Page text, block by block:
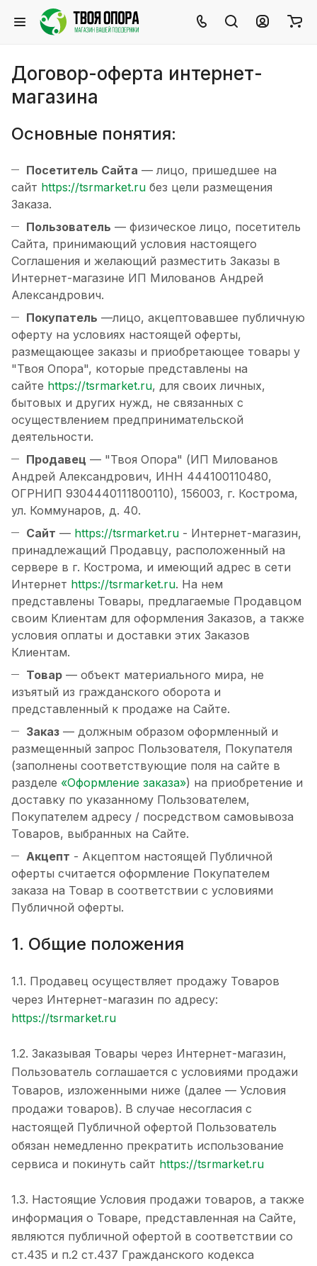
Договор-оферта интернет-
магазина
Основные понятия:
Посетитель Сайта — лицо, пришедшее на
сайт https://tsrmarket.ru без цели размещения
Заказа.
Пользователь — физическое лицо, посетитель
Сайта, принимающий условия настоящего
Соглашения и желающий разместить Заказы в
Интернет-магазине ИП Милованов Андрей
Александрович.
Покупатель —лицо, акцептовавшее публичную
оферту на условиях настоящей оферты,
размещающее заказы и приобретающее товары у
"Твоя Опора", которые представлены на
сайте https://tsrmarket.ru, для своих личных,
бытовых и других нужд, не связанных с
осуществлением предпринимательской
деятельности.
Продавец — "Твоя Опора" (ИП Милованов
Андрей Александрович, ИНН 444100110480,
ОГРНИП 9304440111800110), 156003, г. Кострома,
ул. Коммунаров, д. 40.
Сайт — https://tsrmarket.ru - Интернет-магазин,
принадлежащий Продавцу, расположенный на
сервере в г. Кострома, и имеющий адрес в сети
Интернет https://tsrmarket.ru. На нем
представлены Товары, предлагаемые Продавцом
своим Клиентам для оформления Заказов, а также
условия оплаты и доставки этих Заказов
Клиентам.
Товар — объект материального мира, не
изъятый из гражданского оборота и
представленный к продаже на Сайте.
Заказ — должным образом оформленный и
размещенный запрос Пользователя, Покупателя
(заполнены соответствующие поля на сайте в
разделе «Оформление заказа») на приобретение и
доставку по указанному Пользователем,
Покупателем адресу / посредством самовывоза
Товаров, выбранных на Сайте.
Акцепт - Акцептом настоящей Публичной
оферты считается оформление Покупателем
заказа на Товар в соответствии с условиями
Публичной оферты.
1. Общие положения
1.1. Продавец осуществляет продажу Товаров
через Интернет-магазин по адресу:
https://tsrmarket.ru
1.2. Заказывая Товары через Интернет-магазин,
Пользователь соглашается с условиями продажи
Товаров, изложенными ниже (далее — Условия
продажи товаров). В случае несогласия с
настоящей Публичной офертой Пользователь
обязан немедленно прекратить использование
сервиса и покинуть сайт https://tsrmarket.ru
1.3. Настоящие Условия продажи товаров, а также
информация о Товаре, представленная на Сайте,
являются публичной офертой в соответствии со
ст.435 и п.2 ст.437 Гражданского кодекса